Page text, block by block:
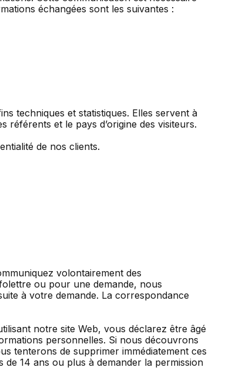
échangées sont les suivantes :
techniques et statistiques. Elles servent à
référents et le pays d’origine des visiteurs.
de nos clients.
volontairement des
ou pour une demande, nous
à votre demande. La correspondance
notre site Web, vous déclarez être âgé
personnelles. Si nous découvrons
tenterons de supprimer immédiatement ces
14 ans ou plus à demander la permission